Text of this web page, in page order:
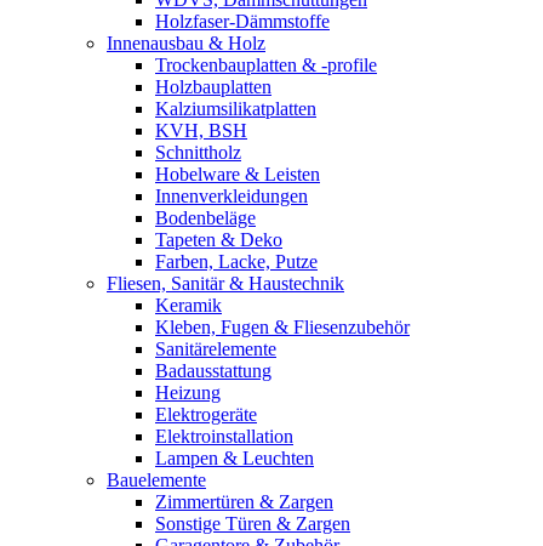
Holzfaser-Dämmstoffe
Innenausbau & Holz
Trockenbauplatten & -profile
Holzbauplatten
Kalziumsilikatplatten
KVH, BSH
Schnittholz
Hobelware & Leisten
Innenverkleidungen
Bodenbeläge
Tapeten & Deko
Farben, Lacke, Putze
Fliesen, Sanitär & Haustechnik
Keramik
Kleben, Fugen & Fliesenzubehör
Sanitärelemente
Badausstattung
Heizung
Elektrogeräte
Elektroinstallation
Lampen & Leuchten
Bauelemente
Zimmertüren & Zargen
Sonstige Türen & Zargen